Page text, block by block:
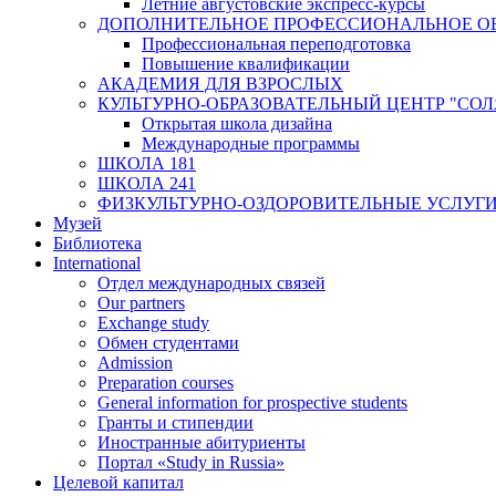
Летние августовские экспресс-курсы
ДОПОЛНИТЕЛЬНОЕ ПРОФЕССИОНАЛЬНОЕ
Профессиональная переподготовка
Повышение квалификации
АКАДЕМИЯ ДЛЯ ВЗРОСЛЫХ
КУЛЬТУРНО-ОБРАЗОВАТЕЛЬНЫЙ ЦЕНТР
Открытая школа дизайна
Международные программы
ШКОЛА 181
ШКОЛА 241
ФИЗКУЛЬТУРНО-ОЗДОРОВИТЕЛЬНЫЕ УСЛУГИ
Музей
Библиотека
International
Отдел международных связей
Our partners
Exchange study
Обмен студентами
Admission
Preparation courses
General information for prospective students
Гранты и стипендии
Иностранные абитуриенты
Портал «Study in Russia»
Целевой капитал